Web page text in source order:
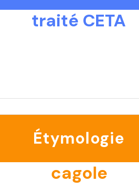
traité CETA
Étymologie
cagole